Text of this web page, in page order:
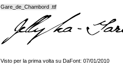
Gare_de_Chambord .ttf
Visto per la prima volta su DaFont: 07/01/2010